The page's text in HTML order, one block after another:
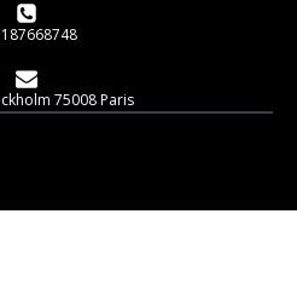
75008 Paris